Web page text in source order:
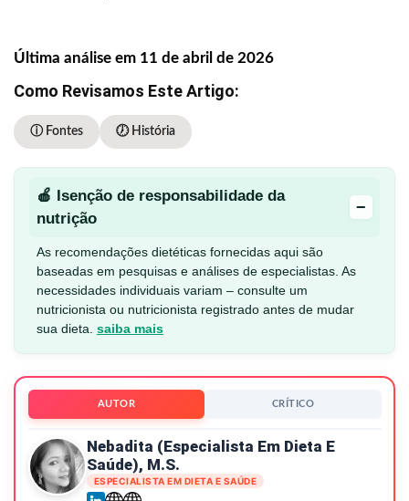
Última análise em 11 de abril de 2026
Como Revisamos Este Artigo:
ⓘ Fontes 🕖 História
🍎 Isenção de responsabilidade da
nutrição
−
As recomendações dietéticas fornecidas aqui são
baseadas em pesquisas e análises de especialistas. As
necessidades individuais variam – consulte um
nutricionista ou nutricionista registrado antes de mudar
sua dieta. saiba mais
AUTOR CRÍTICO
Nebadita (especialista Em Dieta E
Saúde), M.S.
ESPECIALISTA EM DIETA E SAÚDE